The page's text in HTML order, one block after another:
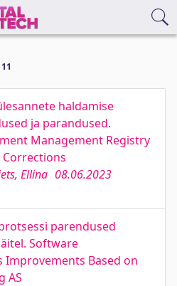
haldamise
ja parandused.
Management Registry
Ellina 08.06.2023
parendused
Software
Improvements Based on
AS